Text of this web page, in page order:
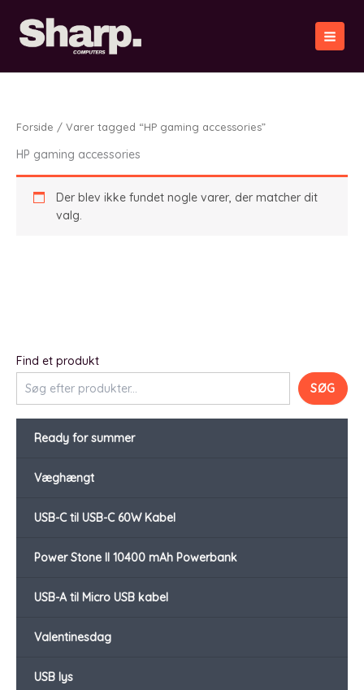
indholdet
Find et produkt
SØG
Ready for summer
Væghængt
USB-C til USB-C 60W Kabel
Power Stone II 10400 mAh Powerbank
USB-A til Micro USB kabel
Valentinesdag
USB lys
Forside / Varer tagged “HP gaming accessories”
HP gaming accessories
Der blev ikke fundet nogle varer, der matcher dit
valg.